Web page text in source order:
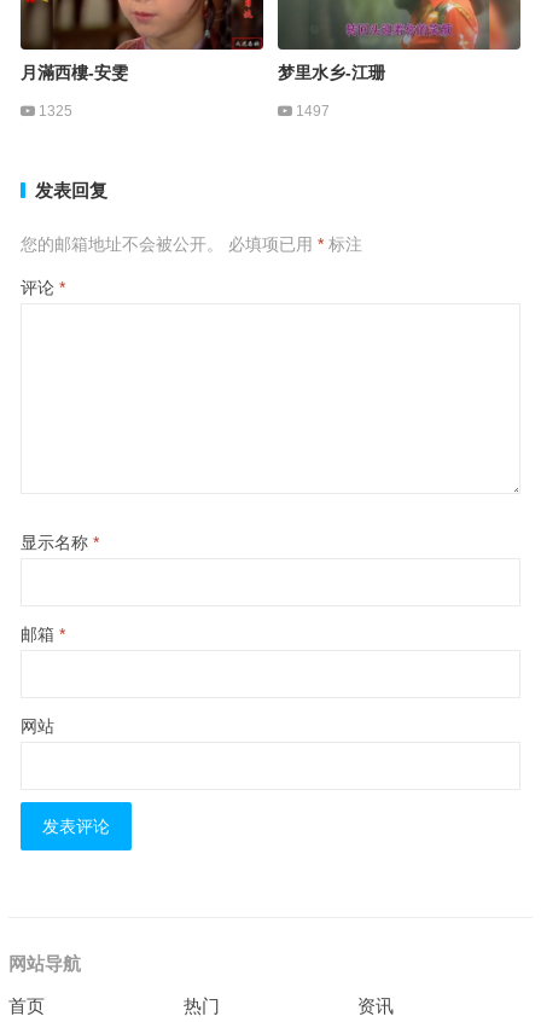
月滿西樓-安雯
1325
梦里水乡-江珊
1497
发表回复
您的邮箱地址不会被公开。 必填项已用 *标注
评论 *
显示名称 *
邮箱 *
网站
网站导航
首页 热门
资讯